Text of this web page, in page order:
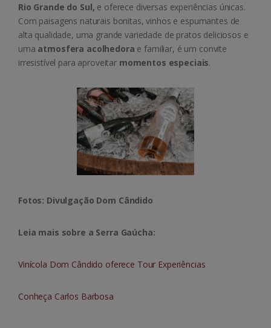
Rio Grande do Sul, e oferece diversas experiências únicas.
Com paisagens naturais bonitas, vinhos e espumantes de
alta qualidade, uma grande variedade de pratos deliciosos e
uma atmosfera acolhedora e familiar, é um convite
irresistível para aproveitar momentos especiais.
Fotos: Divulgação Dom Cândido
Leia mais sobre a Serra Gaúcha:
Vinícola Dom Cândido oferece Tour Experiências
Conheça Carlos Barbosa